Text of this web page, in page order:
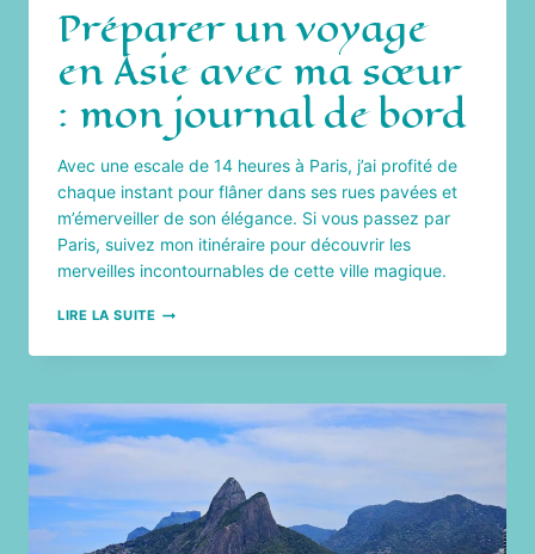
Préparer un voyage
en Asie avec ma sœur
: mon journal de bord
Avec une escale de 14 heures à Paris, j’ai profité de
chaque instant pour flâner dans ses rues pavées et
m’émerveiller de son élégance. Si vous passez par
Paris, suivez mon itinéraire pour découvrir les
merveilles incontournables de cette ville magique.
LIRE LA SUITEPRÉPARER
AVEC
MA
JOURNAL
DE